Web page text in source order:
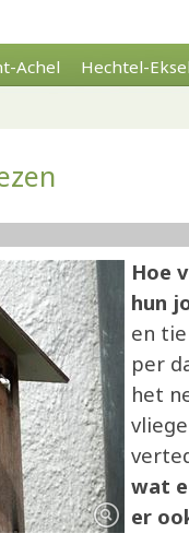
Achel Hechtel-
Hoe
hun
en
per
het
wat
er